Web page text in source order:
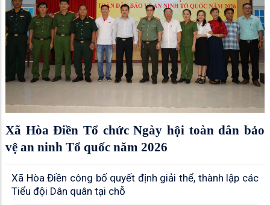
Xã Hòa Điền Tổ chức Ngày hội toàn dân bảo
vệ an ninh Tổ quốc năm 2026
Xã Hòa Điền công bố quyết định giải thể, thành lập các
Tiểu đội Dân quân tại chỗ